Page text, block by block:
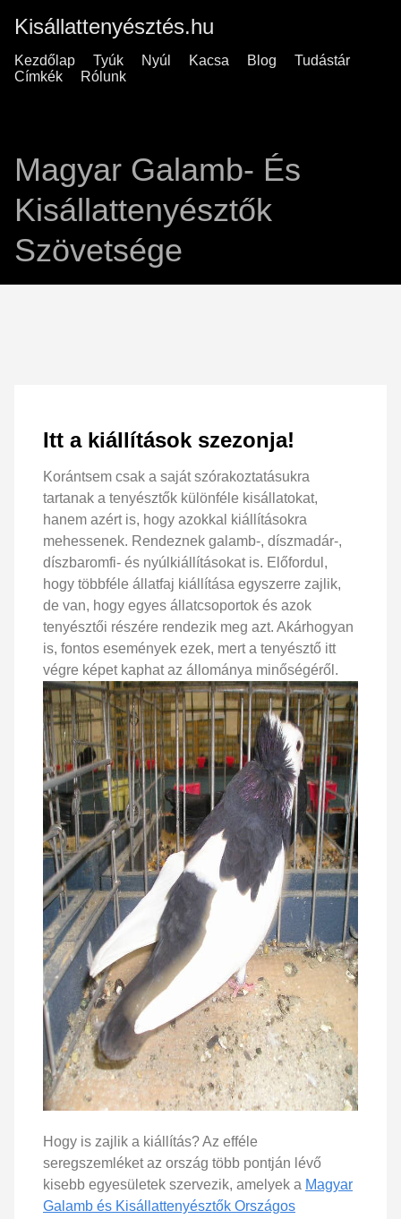
Kisállattenyésztés.hu
Kezdőlap Tyúk Nyúl Kacsa Blog
Tudástár
Címkék
Rólunk
Magyar Galamb- És
Kisállattenyésztők
Szövetsége
Itt a kiállítások szezonja!
Korántsem csak a saját szórakoztatásukra
tartanak a tenyésztők különféle kisállatokat,
hanem azért is, hogy azokkal kiállításokra
mehessenek. Rendeznek galamb-, díszmadár-,
díszbaromfi- és nyúlkiállításokat is. Előfordul,
hogy többféle állatfaj kiállítása egyszerre zajlik,
de van, hogy egyes állatcsoportok és azok
tenyésztői részére rendezik meg azt. Akárhogyan
is, fontos események ezek, mert a tenyésztő itt
végre képet kaphat az állománya minőségéről.
Hogy is zajlik a kiállítás? Az efféle
seregszemléket az ország több pontján lévő
kisebb egyesületek szervezik, amelyek a Magyar
Galamb és Kisállattenyésztők Országos